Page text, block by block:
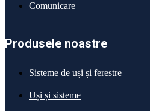
Comunicare
Produsele noastre
Sisteme de uși și ferestre
Uși și sisteme